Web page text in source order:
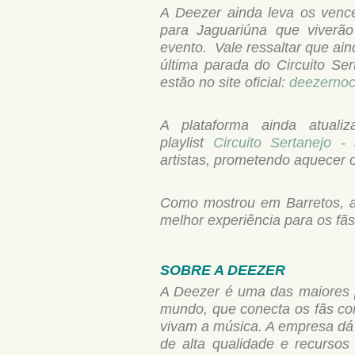
A Deezer ainda leva os
para Jaguariúna que
evento. Vale ressaltar que
última parada do Circuito
estão no site oficial:
A plataforma ainda
playlist Circuito Sertanejo -
artistas, prometendo aquecer
Como mostrou em Barretos,
melhor experiência para os
SOBRE A DEEZER
A Deezer é uma das
mundo, que conecta os fãs
vivam a música. A empresa
de alta qualidade e